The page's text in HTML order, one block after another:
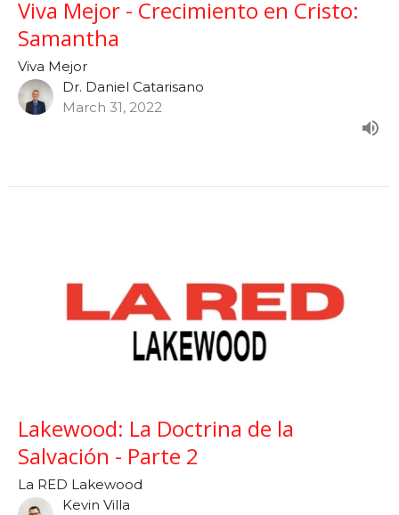
Viva Mejor - Crecimiento en Cristo:
Samantha
Viva Mejor
Dr. Daniel Catarisano
March 31, 2022
Lakewood: La Doctrina de la
Salvación - Parte 2
La RED Lakewood
Kevin Villa